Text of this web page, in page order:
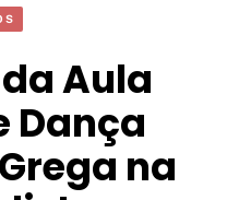
Aula
Dança
na